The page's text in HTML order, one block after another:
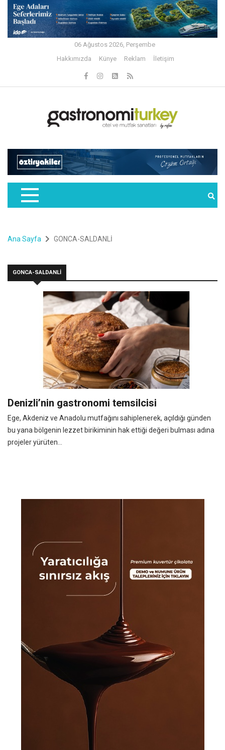
06 Ağustos 2026, Perşembe
Hakkımızda
Künye Reklam İletişim
Ana Sayfa GONCA-SALDANLİ
GONCA-SALDANLİ
Denizli’nin gastronomi temsilcisi
Ege, Akdeniz ve Anadolu mutfağını sahiplenerek, açıldığı günden
bu yana bölgenin lezzet birikiminin hak ettiği değeri bulması adına
projeler yürüten...